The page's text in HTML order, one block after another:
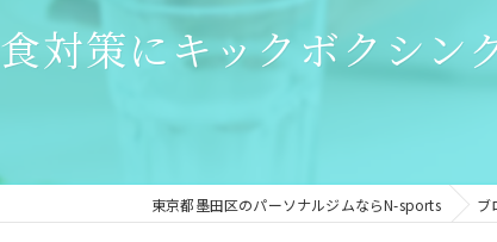
対策にキックボクシン
東京都墨田区のパーソナルジムならN-sports ブ